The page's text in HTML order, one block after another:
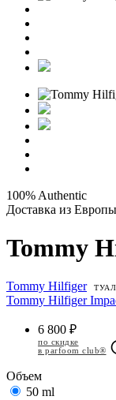
100% Authentic
Доставка из Европы
Tommy
Tommy Hilfiger
Tommy Hilfiger
6 800 ₽
по скидке
в parfoom club®
Объем
50 ml